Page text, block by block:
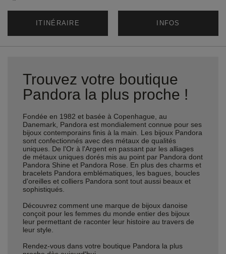
ITINÉRAIRE INFOS
Trouvez votre boutique
Pandora la plus proche !
Fondée en 1982 et basée à Copenhague, au
Danemark, Pandora est mondialement connue pour ses
bijoux contemporains finis à la main. Les bijoux Pandora
sont confectionnés avec des métaux de qualités
uniques. De l'Or à l'Argent en passant par les alliages
de métaux uniques dorés mis au point par Pandora dont
Pandora Shine et Pandora Rose. En plus des charms et
bracelets Pandora emblématiques, les bagues, boucles
d'oreilles et colliers Pandora sont tout aussi beaux et
sophistiqués.
Découvrez comment une marque de bijoux danoise
conçoit pour les femmes du monde entier des bijoux
leur permettant de raconter leur histoire au travers de
leur style.
Rendez-vous dans votre boutique Pandora la plus